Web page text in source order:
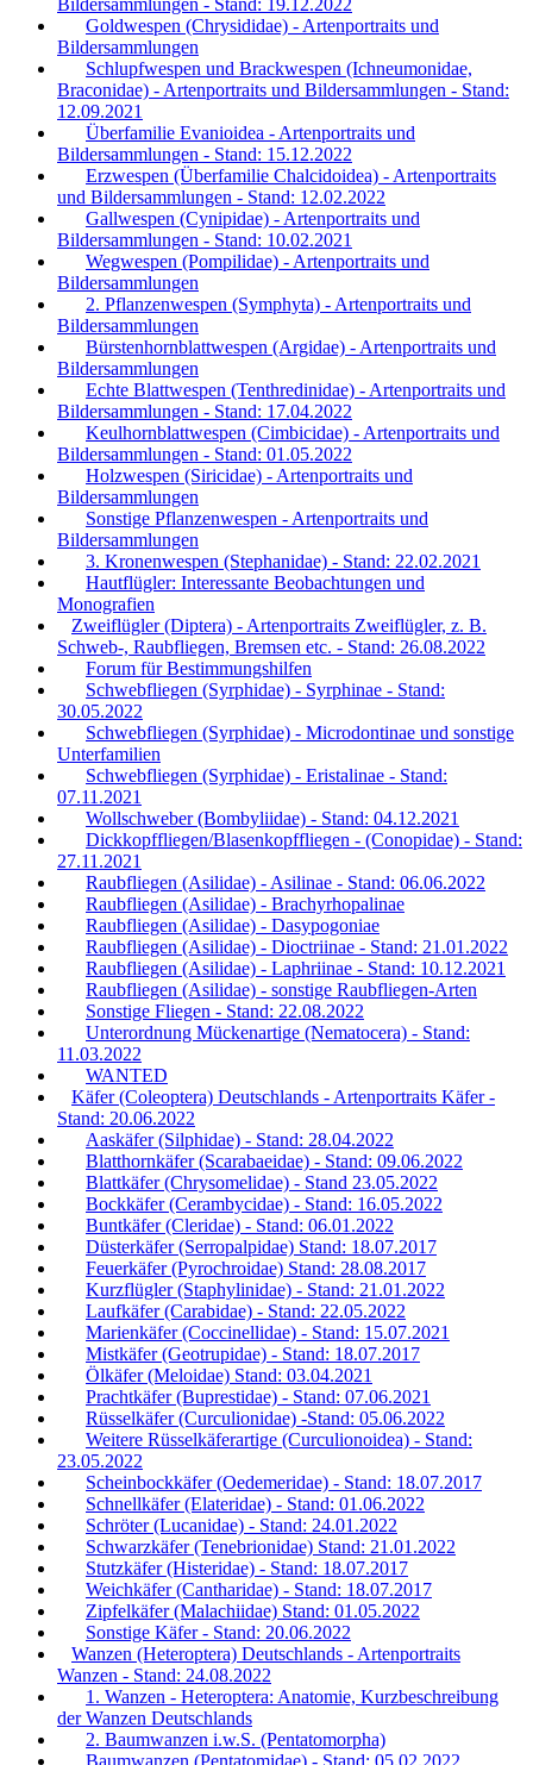
Goldwespen (Chrysididae) - Artenportraits und
Bildersammlungen
Schlupfwespen und Brackwespen (Ichneumonidae,
Braconidae) - Artenportraits und Bildersammlungen - Stand:
12.09.2021
Überfamilie Evanioidea - Artenportraits und
Bildersammlungen - Stand: 15.12.2022
Erzwespen (Überfamilie Chalcidoidea) - Artenportraits
und Bildersammlungen - Stand: 12.02.2022
Gallwespen (Cynipidae) - Artenportraits und
Bildersammlungen - Stand: 10.02.2021
Wegwespen (Pompilidae) - Artenportraits und
Bildersammlungen
2. Pflanzenwespen (Symphyta) - Artenportraits und
Bildersammlungen
Bürstenhornblattwespen (Argidae) - Artenportraits und
Bildersammlungen
Echte Blattwespen (Tenthredinidae) - Artenportraits und
Bildersammlungen - Stand: 17.04.2022
Keulhornblattwespen (Cimbicidae) - Artenportraits und
Bildersammlungen - Stand: 01.05.2022
Holzwespen (Siricidae) - Artenportraits und
Bildersammlungen
Sonstige Pflanzenwespen - Artenportraits und
Bildersammlungen
3. Kronenwespen (Stephanidae) - Stand: 22.02.2021
Hautflügler: Interessante Beobachtungen und
Monografien
Zweiflügler (Diptera) - Artenportraits Zweiflügler, z. B.
Schweb-, Raubfliegen, Bremsen etc. - Stand: 26.08.2022
Forum für Bestimmungshilfen
Schwebfliegen (Syrphidae) - Syrphinae - Stand:
30.05.2022
Schwebfliegen (Syrphidae) - Microdontinae und sonstige
Unterfamilien
Schwebfliegen (Syrphidae) - Eristalinae - Stand:
07.11.2021
Wollschweber (Bombyliidae) - Stand: 04.12.2021
Dickkopffliegen/Blasenkopffliegen - (Conopidae) - Stand:
27.11.2021
Raubfliegen (Asilidae) - Asilinae - Stand: 06.06.2022
Raubfliegen (Asilidae) - Brachyrhopalinae
Raubfliegen (Asilidae) - Dasypogoniae
Raubfliegen (Asilidae) - Dioctriinae - Stand: 21.01.2022
Raubfliegen (Asilidae) - Laphriinae - Stand: 10.12.2021
Raubfliegen (Asilidae) - sonstige Raubfliegen-Arten
Sonstige Fliegen - Stand: 22.08.2022
Unterordnung Mückenartige (Nematocera) - Stand:
11.03.2022
WANTED
Käfer (Coleoptera) Deutschlands - Artenportraits Käfer -
Stand: 20.06.2022
Aaskäfer (Silphidae) - Stand: 28.04.2022
Blatthornkäfer (Scarabaeidae) - Stand: 09.06.2022
Blattkäfer (Chrysomelidae) - Stand 23.05.2022
Bockkäfer (Cerambycidae) - Stand: 16.05.2022
Buntkäfer (Cleridae) - Stand: 06.01.2022
Düsterkäfer (Serropalpidae) Stand: 18.07.2017
Feuerkäfer (Pyrochroidae) Stand: 28.08.2017
Kurzflügler (Staphylinidae) - Stand: 21.01.2022
Laufkäfer (Carabidae) - Stand: 22.05.2022
Marienkäfer (Coccinellidae) - Stand: 15.07.2021
Mistkäfer (Geotrupidae) - Stand: 18.07.2017
Ölkäfer (Meloidae) Stand: 03.04.2021
Prachtkäfer (Buprestidae) - Stand: 07.06.2021
Rüsselkäfer (Curculionidae) -Stand: 05.06.2022
Weitere Rüsselkäferartige (Curculionoidea) - Stand:
23.05.2022
Scheinbockkäfer (Oedemeridae) - Stand: 18.07.2017
Schnellkäfer (Elateridae) - Stand: 01.06.2022
Schröter (Lucanidae) - Stand: 24.01.2022
Schwarzkäfer (Tenebrionidae) Stand: 21.01.2022
Stutzkäfer (Histeridae) - Stand: 18.07.2017
Weichkäfer (Cantharidae) - Stand: 18.07.2017
Zipfelkäfer (Malachiidae) Stand: 01.05.2022
Sonstige Käfer - Stand: 20.06.2022
Wanzen (Heteroptera) Deutschlands - Artenportraits
Wanzen - Stand: 24.08.2022
1. Wanzen - Heteroptera: Anatomie, Kurzbeschreibung
der Wanzen Deutschlands
2. Baumwanzen i.w.S. (Pentatomorpha)
Baumwanzen (Pentatomidae) - Stand: 05.02.2022